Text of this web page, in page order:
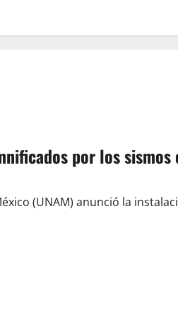
por los sismos
(UNAM) anunció la